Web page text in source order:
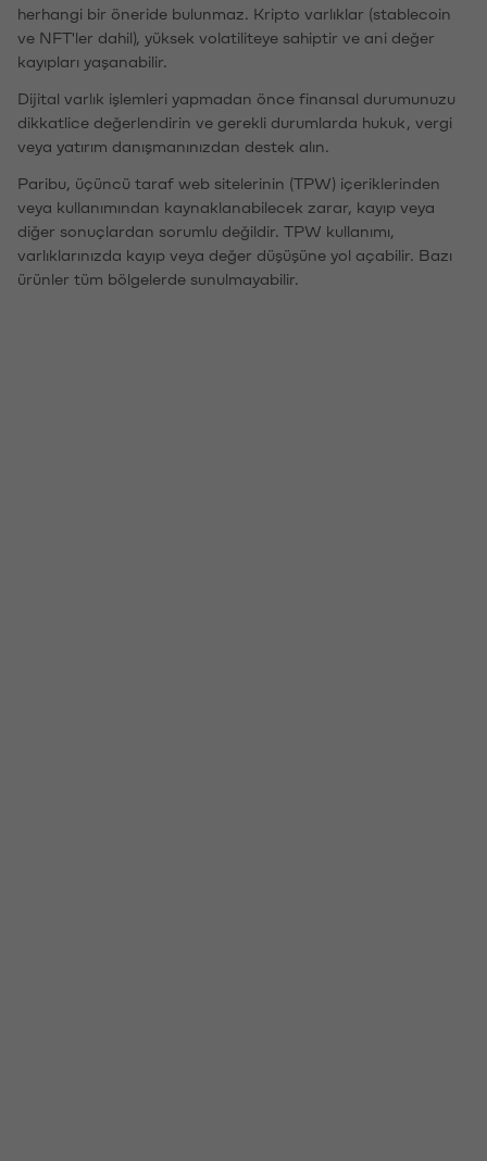
herhangi bir öneride bulunmaz. Kripto varlıklar (stablecoin
ve NFT'ler dahil), yüksek volatiliteye sahiptir ve ani değer
kayıpları yaşanabilir.
Dijital varlık işlemleri yapmadan önce finansal durumunuzu
dikkatlice değerlendirin ve gerekli durumlarda hukuk, vergi
veya yatırım danışmanınızdan destek alın.
Paribu, üçüncü taraf web sitelerinin (TPW) içeriklerinden
veya kullanımından kaynaklanabilecek zarar, kayıp veya
diğer sonuçlardan sorumlu değildir. TPW kullanımı,
varlıklarınızda kayıp veya değer düşüşüne yol açabilir. Bazı
ürünler tüm bölgelerde sunulmayabilir.